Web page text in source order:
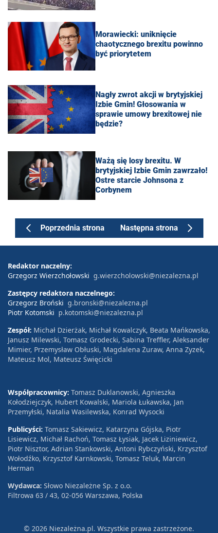
Morawiecki: uniknięcie
chaotycznego brexitu powinno
być priorytetem
Nagły zwrot akcji w brytyjskiej
Izbie Gmin! Głosowania w
sprawie umowy brexitowej nie
będzie?
Ważą się losy brexitu. W
brytyjskiej Izbie Gmin zawrzało!
Ostre starcie Johnsona z
Corbynem
Poprzednia strona Następna strona
Redaktor naczelny:
Grzegorz Wierzchołowski g.wierzcholowski@niezalezna.pl
Zastępcy redaktora naczelnego:
Grzegorz Broński g.bronski@niezalezna.pl
Piotr Kotomski p.kotomski@niezalezna.pl
Zespół: Michał Dzierżak, Michał Kowalczyk, Beata Mańkowska,
Janusz Milewski, Tomasz Grodecki, Sabina Treffler, Aleksander
Mimier, Przemysław Obłuski, Magdalena Żuraw, Anna Zyzek,
Mateusz Mol, Mateusz Święcicki
Współpracownicy: Tomasz Duklanowski, Agnieszka
Kołodziejczyk, Hubert Kowalski, Mariola Łukawska, Jan
Przemyłski, Natalia Wasilewska, Konrad Wysocki
Publicyści: Tomasz Sakiewicz, Katarzyna Gójska, Piotr
Lisiewicz, Michał Rachoń, Tomasz Łysiak, Jacek Liziniewicz,
Piotr Nisztor, Adrian Stankowski, Antoni Rybczyński, Krzysztof
Wołodźko, Krzysztof Karnkowski, Tomasz Teluk, Marcin
Herman
Wydawca: Słowo Niezależne Sp. z o.o.
Filtrowa 63 / 43, 02-056 Warszawa, Polska
© 2026 Niezależna.pl. Wszystkie prawa zastrzeżone.